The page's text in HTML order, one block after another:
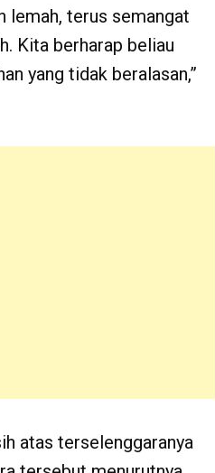
lemah, terus semangat
Kita berharap beliau
yang tidak beralasan,”
atas terselenggaranya